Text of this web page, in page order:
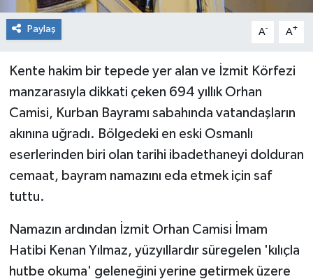
Paylaş A- A+
Kente hakim bir tepede yer alan ve İzmit Körfezi
manzarasıyla dikkati çeken 694 yıllık Orhan
Camisi, Kurban Bayramı sabahında vatandaşların
akınına uğradı. Bölgedeki en eski Osmanlı
eserlerinden biri olan tarihi ibadethaneyi dolduran
cemaat, bayram namazını eda etmek için saf
tuttu.
Namazın ardından İzmit Orhan Camisi İmam
Hatibi Kenan Yılmaz, yüzyıllardır süregelen 'kılıçla
hutbe okuma' geleneğini yerine getirmek üzere